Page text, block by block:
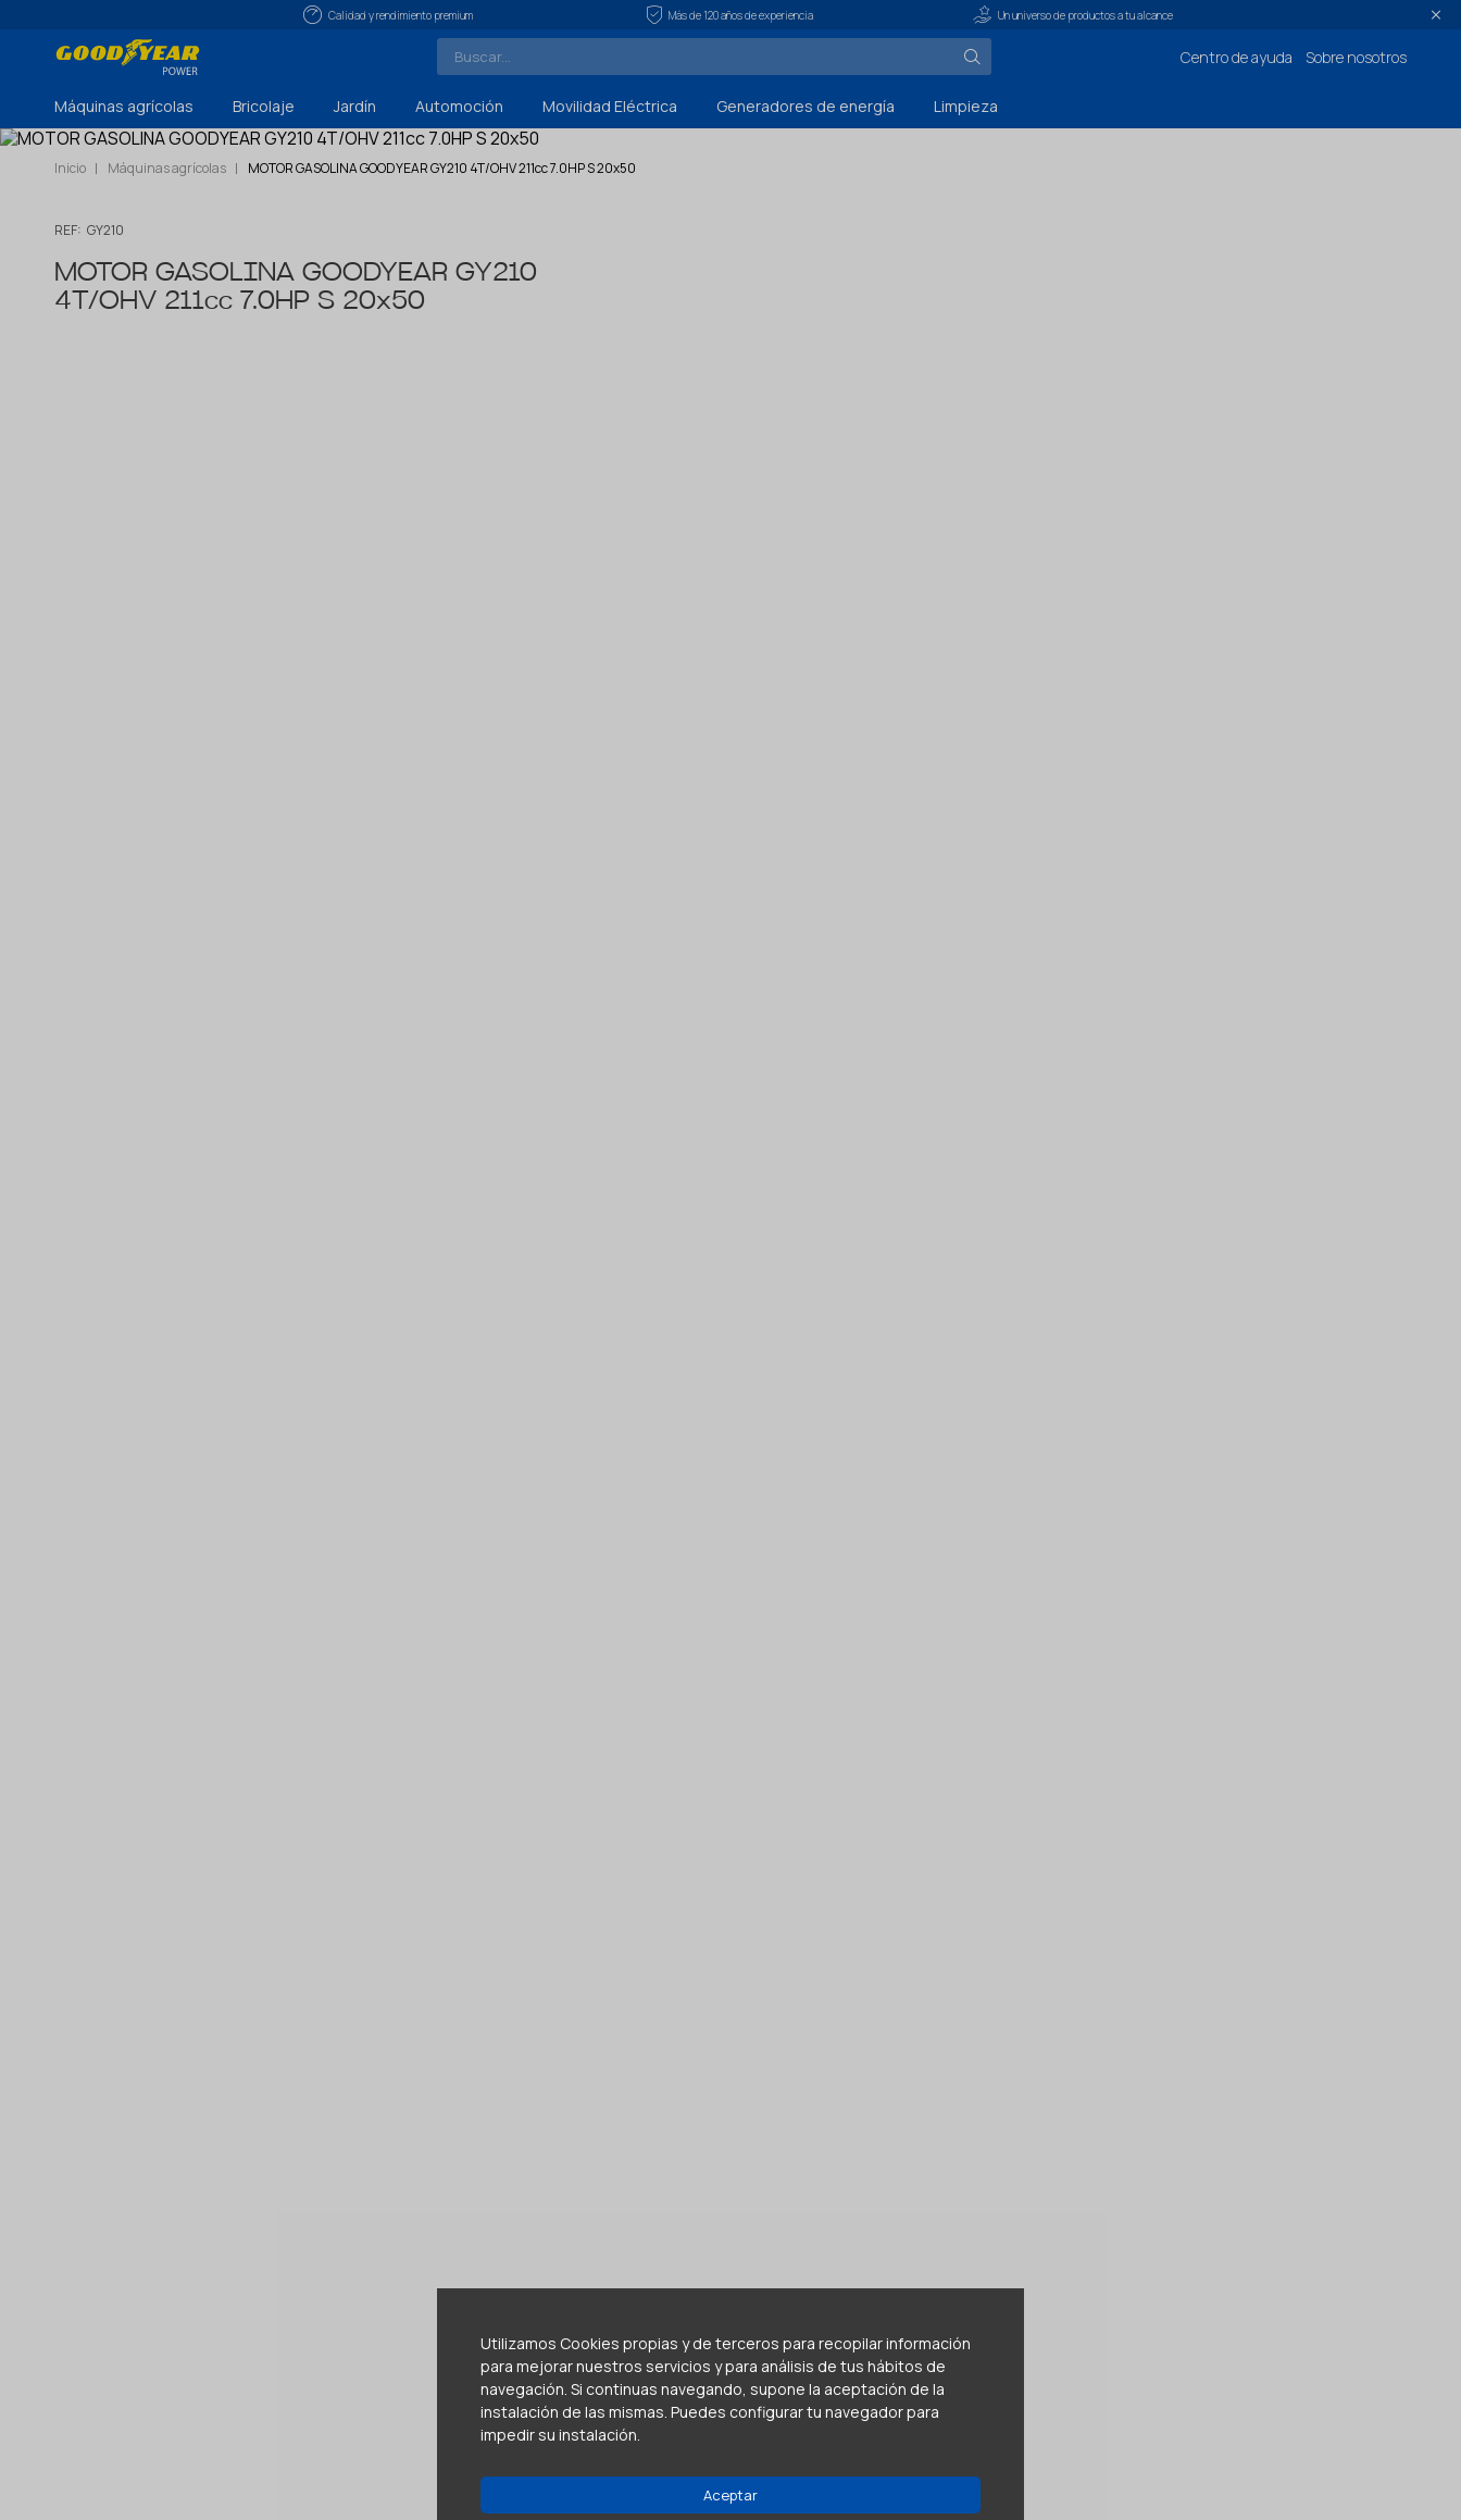
Utilizamos Cookies propias y de terceros para recopilar información
para mejorar nuestros servicios y para análisis de tus hábitos de
navegación. Si continuas navegando, supone la aceptación de la
instalación de las mismas. Puedes configurar tu navegador para
impedir su instalación.
Aceptar
Calidad y rendimiento premium Más de 120 años de experiencia Un universo de productos a tu alcance
Centro de ayuda Sobre nosotros
Máquinas agrícolas Bricolaje Jardín Automoción Movilidad Eléctrica Generadores de energía Limpieza
Inicio Máquinas agrícolas MOTOR GASOLINA GOODYEAR GY210 4T/OHV 211cc 7.0HP S 20x50
REF: GY210
MOTOR GASOLINA GOODYEAR GY210
4T/OHV 211cc 7.0HP S 20x50